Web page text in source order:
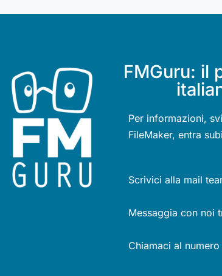
FMGuru: il
Per informazioni,
FileMaker, entra
Scrivici alla mail
Messaggia con noi
Chiamaci al